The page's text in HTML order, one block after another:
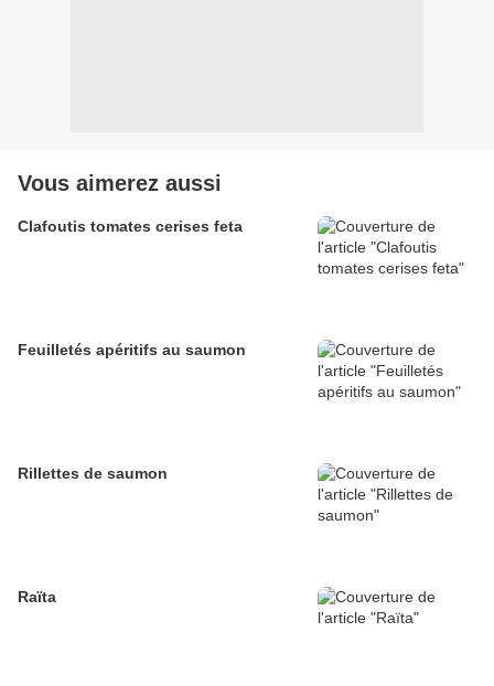
Vous aimerez aussi
Clafoutis tomates cerises feta
Feuilletés apéritifs au saumon
Rillettes de saumon
Raïta